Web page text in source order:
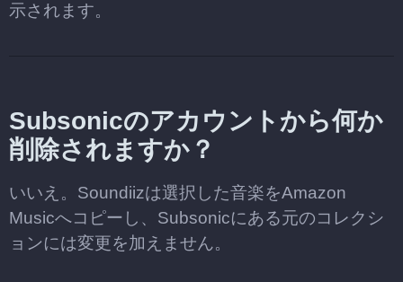
示されます。
Subsonicのアカウントから何か
削除されますか？
いいえ。Soundiizは選択した音楽をAmazon
Musicへコピーし、Subsonicにある元のコレクシ
ョンには変更を加えません。